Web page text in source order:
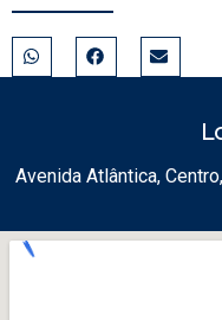
Avenida Atlântica,